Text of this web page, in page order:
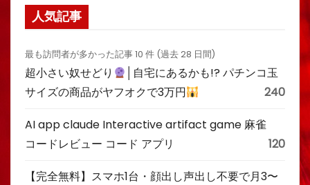
人気記事
最も訪問者が多かった記事 10 件 (過去 28 日間)
超小さい奴せどり
│自宅にあるかも!? パチンコ玉
サイズの商品がヤフオクで3万円
240
AI app claude Interactive artifact game 麻雀
コードレビュー コード アプリ
120
【完全無料】スマホ1台・顔出し声出し不要で月3〜